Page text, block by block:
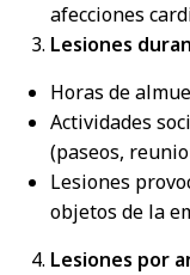
afecciones
Lesiones
Horas de
Actividades
(paseos,
Lesiones
objetos de la
Lesiones por